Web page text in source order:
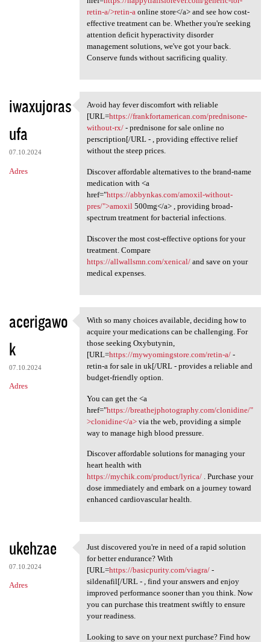
retin-a/>retin-a online store</a> and see how cost-
effective treatment can be. Whether you're seeking
attention deficit hyperactivity disorder
management solutions, we've got your back.
Conserve funds without sacrificing quality.
iwaxujoras
ufa
07.10.2024
Adres
Avoid hay fever discomfort
Avoid hay fever discomfort with reliable
[URL=https://frankfortamerican.com/prednisone-
without-rx/- prednisone for sale online no
perscription[/URL - , providing effective relief
without the steep prices.
Discover affordable alternatives to the brand-name
medication with <a
href="https://abbynkas.com/amoxil-without-
pres/">amoxil 500mg</a> , providing broad-
spectrum treatment for bacterial infections.
Discover the most cost-effective options for your
treatment. Compare
https://allwallsmn.com/xenical/and save on your
medical expenses.
acerigawo
k
07.10.2024
Adres
With so many choices
With so many choices available, deciding how to
acquire your medications can be challenging. For
those seeking Oxybutynin,
[URL=https://mywyomingstore.com/retin-a/-
retin-a for sale in uk[/URL - provides a reliable and
budget-friendly option.
You can get the <a
href="https://breathejphotography.com/clonidine/"
>clonidine</a>via the web, providing a simple
way to manage high blood pressure.
Discover affordable solutions for managing your
heart health with
https://mychik.com/product/lyrica/. Purchase your
dose immediately and embark on a journey toward
enhanced cardiovascular health.
ukehzae
07.10.2024
Adres
Just discovered you're in
Just discovered you're in need of a rapid solution
for better endurance? With
[URL=https://basicpurity.com/viagra/-
sildenafil[/URL - , find your answers and enjoy
improved performance sooner than you think. Now
you can purchase this treatment swiftly to ensure
your readiness.
Looking to save on your next purchase? Find how